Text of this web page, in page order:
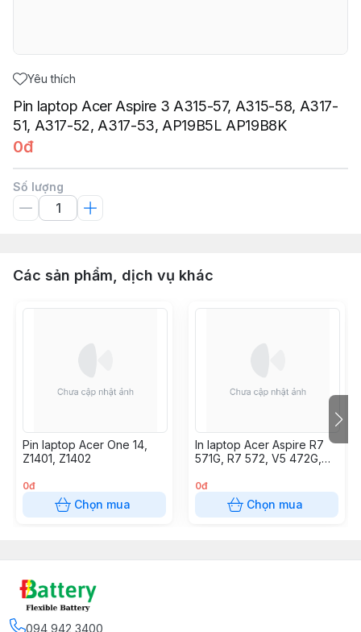
Yêu thích
Pin laptop Acer Aspire 3 A315-57, A315-58, A317-
51, A317-52, A317-53, AP19B5L AP19B8K
0đ
Số lượng
Các sản phẩm, dịch vụ khác
Pin laptop Acer One 14,
Z1401, Z1402
0đ
Chọn mua
In laptop Acer Aspire R7
571G, R7 572, V5 472G,
452G, V5 572G, V5 573G,
V7 581G, V7 481G,
AP13B3K
0đ
Chọn mua
094 942 3400